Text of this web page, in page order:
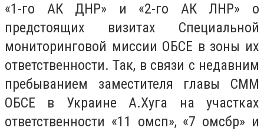
«1-го АК ДНР» и «2-го АК ЛНР» о
предстоящих визитах Специальной
мониторинговой миссии ОБСЕ в зоны их
ответственности. Так, в связи с недавним
пребыванием заместителя главы СММ
ОБСЕ в Украине А.Хуга на участках
ответственности «11 омсп», «7 омсбр» и